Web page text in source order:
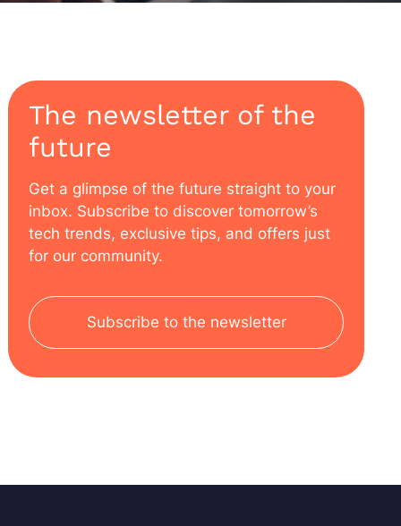
The newsletter of the
future
Get a glimpse of the future straight to your
inbox. Subscribe to discover tomorrow’s
tech trends, exclusive tips, and offers just
for our community.
Subscribe to the newsletter